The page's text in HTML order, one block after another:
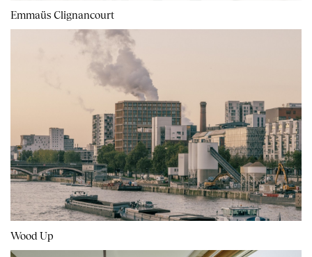
Emmaüs Clignancourt
Wood Up